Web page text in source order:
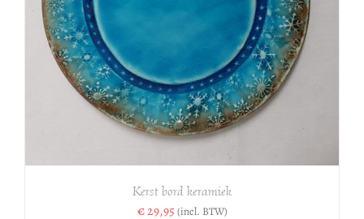
Kerst bord keramiek
€29,95 (incl. BTW)